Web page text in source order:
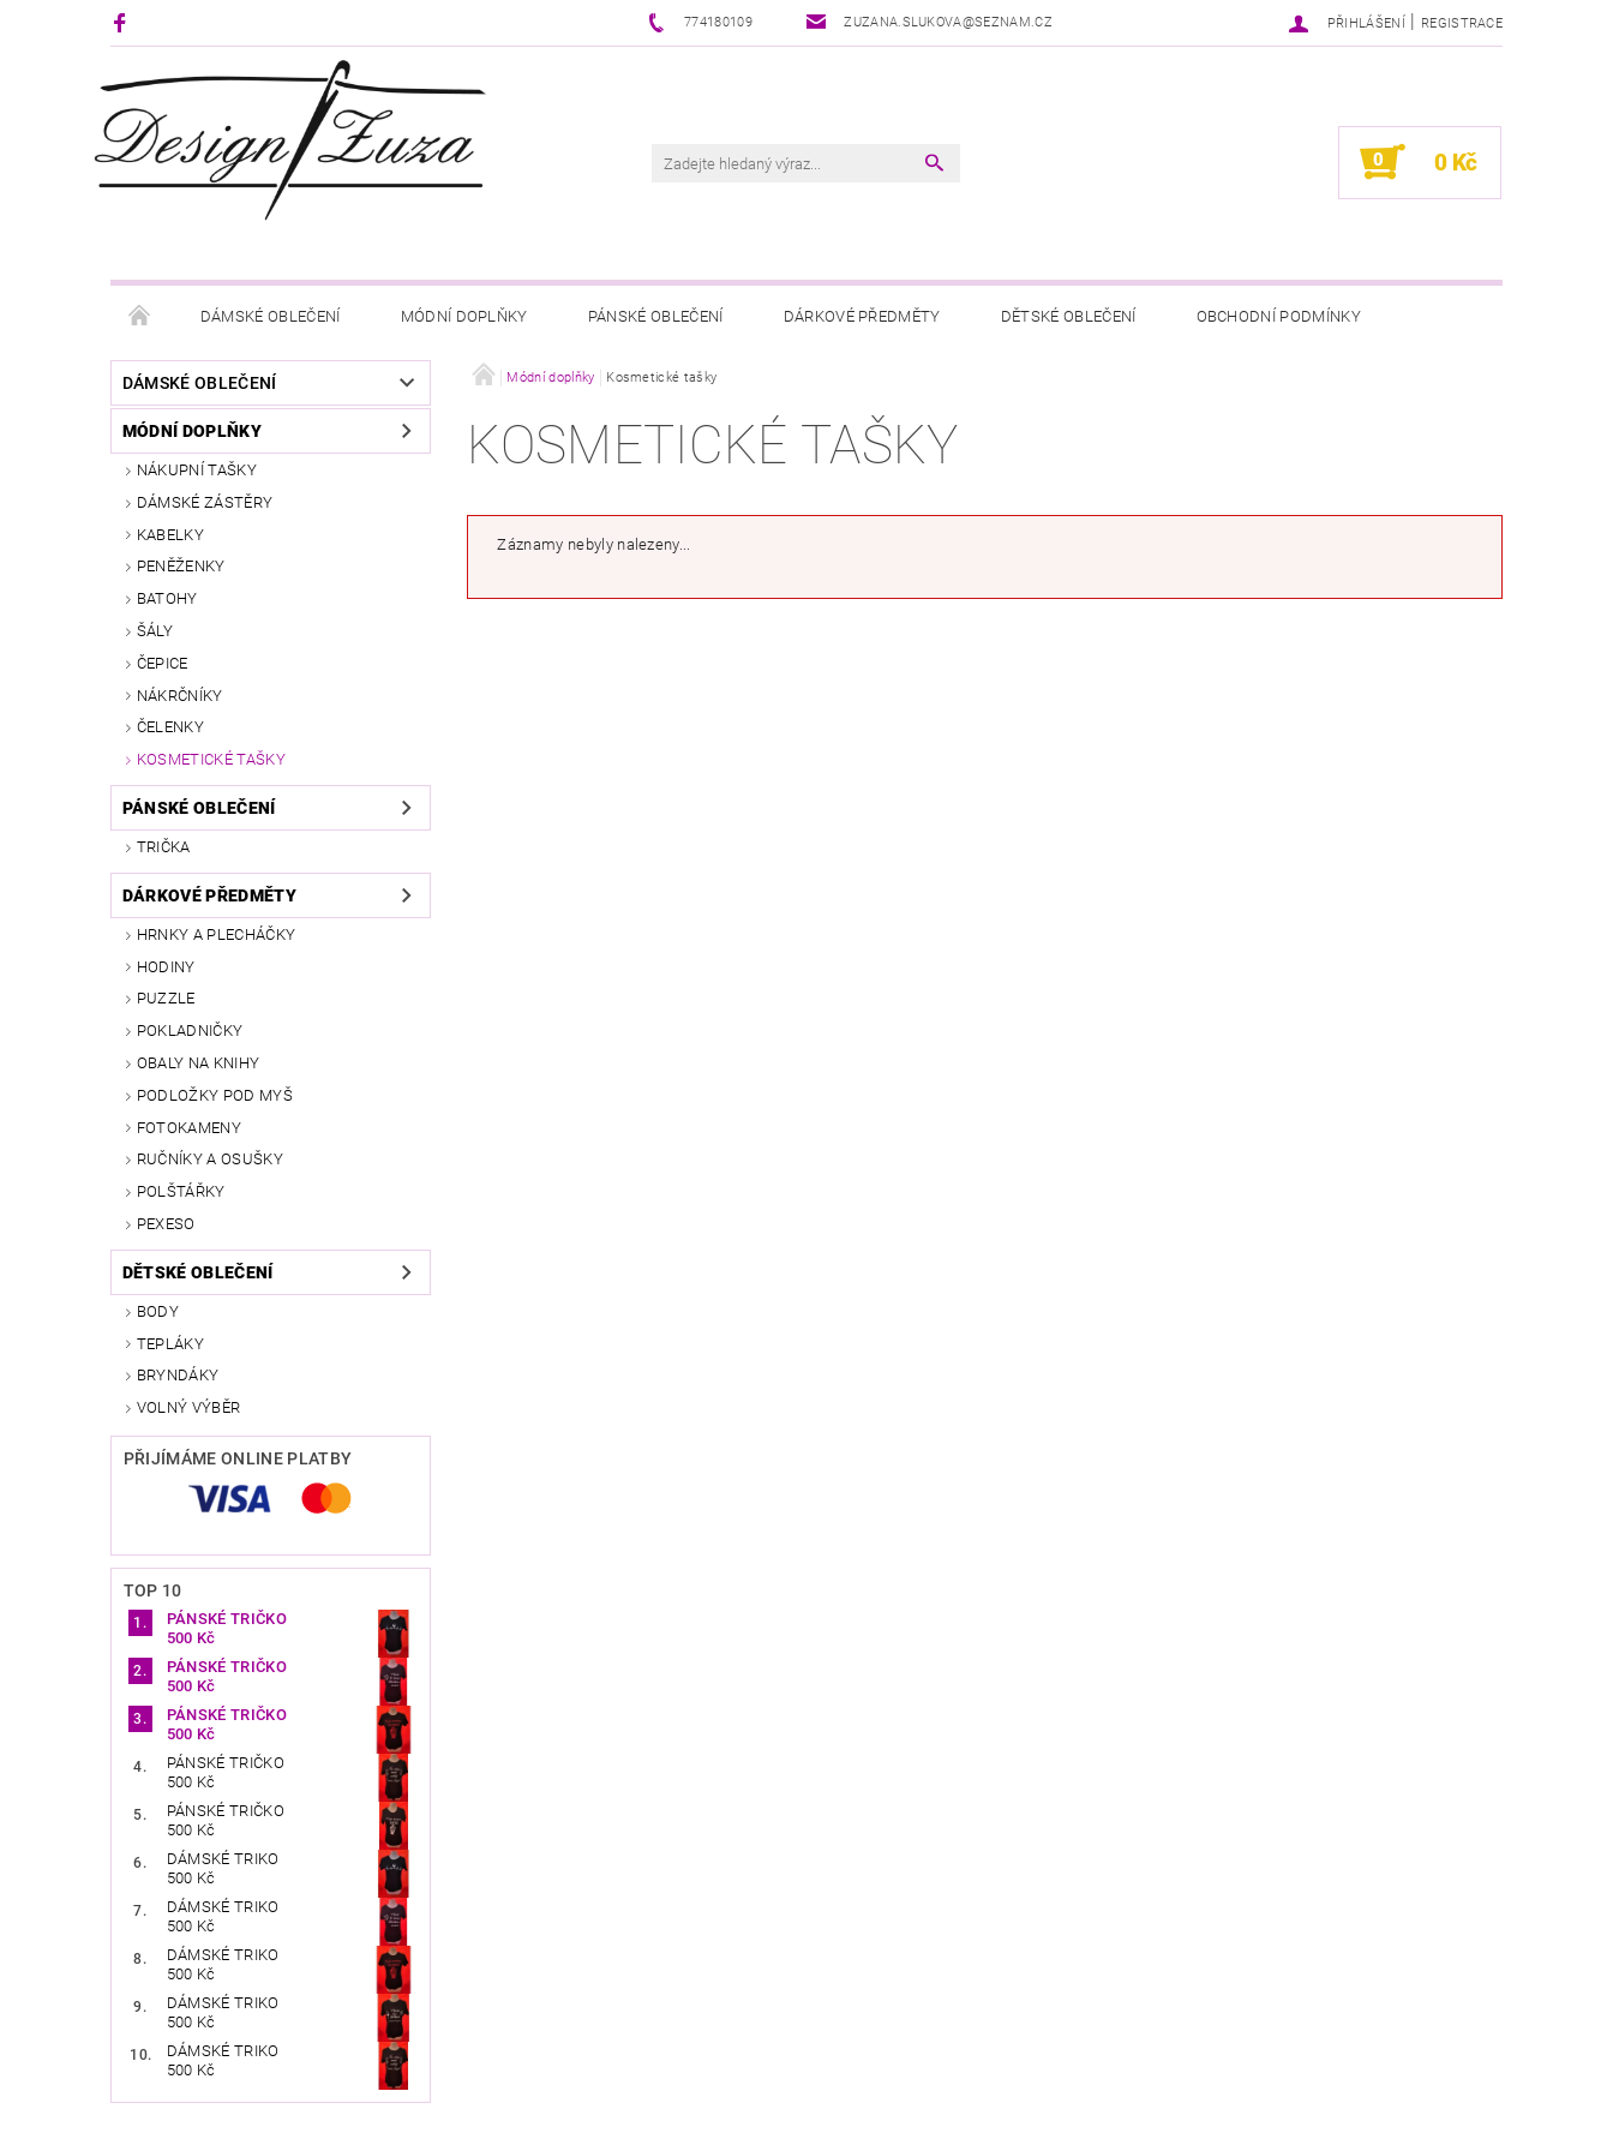
774180109 ZUZANA.SLUKOVA@SEZNAM.CZ PŘIHLÁŠENÍ | REGISTRACE
0 0 Kč
DÁMSKÉ OBLEČENÍ MÓDNÍ DOPLŇKY PÁNSKÉ OBLEČENÍ DÁRKOVÉ PŘEDMĚTY DĚTSKÉ OBLEČENÍ OBCHODNÍ PODMÍNKY
KONTAKTY
DÁMSKÉ OBLEČENÍ
MÓDNÍ DOPLŇKY
NÁKUPNÍ TAŠKY
DÁMSKÉ ZÁSTĚRY
KABELKY
PENĚŽENKY
BATOHY
ŠÁLY
ČEPICE
NÁKRČNÍKY
ČELENKY
KOSMETICKÉ TAŠKY
PÁNSKÉ OBLEČENÍ
TRIČKA
DÁRKOVÉ PŘEDMĚTY
HRNKY A PLECHÁČKY
HODINY
PUZZLE
POKLADNIČKY
OBALY NA KNIHY
PODLOŽKY POD MYŠ
FOTOKAMENY
RUČNÍKY A OSUŠKY
POLŠTÁŘKY
PEXESO
DĚTSKÉ OBLEČENÍ
BODY
TEPLÁKY
BRYNDÁKY
VOLNÝ VÝBĚR
PŘIJÍMÁME ONLINE PLATBY
TOP 10
PÁNSKÉ TRIČKO
500 Kč
PÁNSKÉ TRIČKO
500 Kč
PÁNSKÉ TRIČKO
500 Kč
PÁNSKÉ TRIČKO
500 Kč
PÁNSKÉ TRIČKO
500 Kč
DÁMSKÉ TRIKO
500 Kč
DÁMSKÉ TRIKO
500 Kč
DÁMSKÉ TRIKO
500 Kč
DÁMSKÉ TRIKO
500 Kč
DÁMSKÉ TRIKO
500 Kč
Módní doplňky Kosmetické tašky
KOSMETICKÉ TAŠKY
Záznamy nebyly nalezeny...